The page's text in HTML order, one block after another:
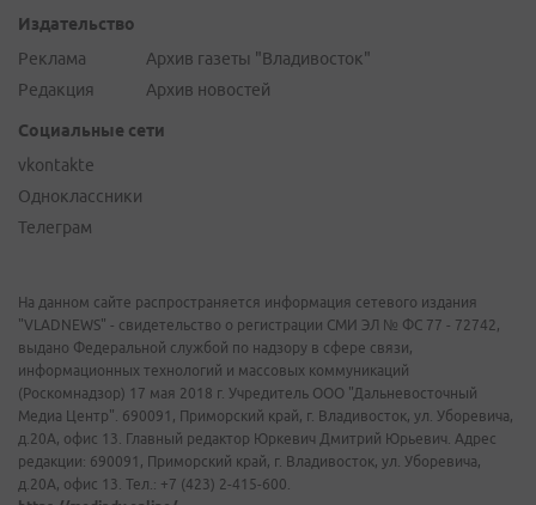
Издательство
Реклама
Редакция
Архив газеты "Владивосток"
Архив новостей
Социальные сети
vkontakte
Одноклассники
Телеграм
На данном сайте распространяется информация сетевого издания
"VLADNEWS" - свидетельство о регистрации СМИ ЭЛ № ФС 77 - 72742,
выдано Федеральной службой по надзору в сфере связи,
информационных технологий и массовых коммуникаций
(Роскомнадзор) 17 мая 2018 г. Учредитель ООО "Дальневосточный
Медиа Центр". 690091, Приморский край, г. Владивосток, ул. Уборевича,
д.20А, офис 13. Главный редактор Юркевич Дмитрий Юрьевич. Адрес
редакции: 690091, Приморский край, г. Владивосток, ул. Уборевича,
д.20А, офис 13. Тел.: +7 (423) 2-415-600.